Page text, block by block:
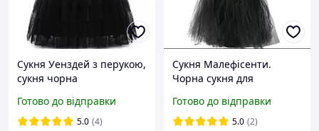
Сукня Уенздей з перукою,
сукня чорна
дівчинки.
Готово до відправки
5.0 (4)
Сукня Малефісенти.
Чорна сукня для
тематична, карнавальна,
новорічна. Костюм на
Готово до відправки
5.0 (2)